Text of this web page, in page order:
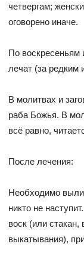
четвергам;
оговорено иначе.
По
лечат (за
В молитвах и
раба Божья. В
всё равно,
После лечения:
Необходимо
никто не
воск (или
выкатывания),